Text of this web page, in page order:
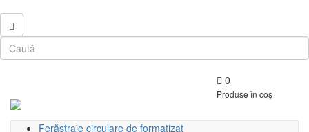
0
Produse în coș
Ferăstraie circulare de formatizat